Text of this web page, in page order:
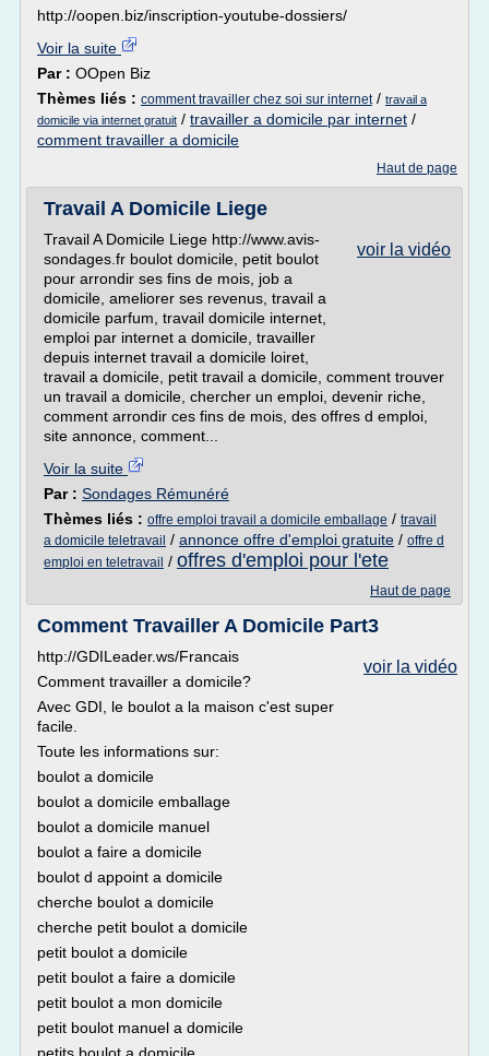
http://oopen.biz/inscription-youtube-dossiers/
Voir la suite
Par : OOpen Biz
Thèmes liés : comment travailler chez soi sur internet/ travail a
domicile via internet gratuit / travailler a domicile par internet /
comment travailler a domicile
Haut de page
Travail A Domicile Liege
voir la vidéo
Travail A Domicile Liege http://www.avis-
sondages.fr boulot domicile, petit boulot
pour arrondir ses fins de mois, job a
domicile, ameliorer ses revenus, travail a
domicile parfum, travail domicile internet,
emploi par internet a domicile, travailler
depuis internet travail a domicile loiret,
travail a domicile, petit travail a domicile, comment trouver
un travail a domicile, chercher un emploi, devenir riche,
comment arrondir ces fins de mois, des offres d emploi,
site annonce, comment...
Voir la suite
Par : Sondages Rémunéré
Thèmes liés : offre emploi travail a domicile emballage / travail
a domicile teletravail / annonce offre d'emploi gratuite / offre d
emploi en teletravail / offres d'emploi pour l'ete
Haut de page
Comment Travailler A Domicile Part3
voir la vidéo
http://GDILeader.ws/Francais
Comment travailler a domicile?
Avec GDI, le boulot a la maison c'est super
facile.
Toute les informations sur:
boulot a domicile
boulot a domicile emballage
boulot a domicile manuel
boulot a faire a domicile
boulot d appoint a domicile
cherche boulot a domicile
cherche petit boulot a domicile
petit boulot a domicile
petit boulot a faire a domicile
petit boulot a mon domicile
petit boulot manuel a domicile